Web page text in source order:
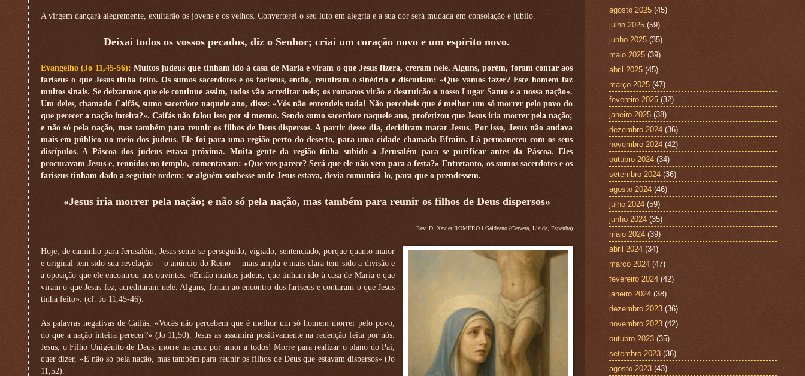
A virgem dançará alegremente, exultarão os jovens e os velhos. Converterei o seu luto em alegria e a sua dor será mudada em consolação e júbilo.
Deixai todos os vossos pecados, diz o Senhor; criai um coração novo e um espírito novo.
Evangelho (Jo 11,45-56): Muitos judeus que tinham ido à casa de Maria e viram o que Jesus fizera, creram nele. Alguns, porém, foram contar aos
fariseus o que Jesus tinha feito. Os sumos sacerdotes e os fariseus, então, reuniram o sinédrio e discutiam: «Que vamos fazer? Este homem faz
muitos sinais. Se deixarmos que ele continue assim, todos vão acreditar nele; os romanos virão e destruirão o nosso Lugar Santo e a nossa nação».
Um deles, chamado Caifás, sumo sacerdote naquele ano, disse: «Vós não entendeis nada! Não percebeis que é melhor um só morrer pelo povo do
que perecer a nação inteira?». Caifás não falou isso por si mesmo. Sendo sumo sacerdote naquele ano, profetizou que Jesus iria morrer pela nação;
e não só pela nação, mas também para reunir os filhos de Deus dispersos. A partir desse dia, decidiram matar Jesus. Por isso, Jesus não andava
mais em público no meio dos judeus. Ele foi para uma região perto do deserto, para uma cidade chamada Efraim. Lá permaneceu com os seus
discípulos. A Páscoa dos judeus estava próxima. Muita gente da região tinha subido a Jerusalém para se purificar antes da Páscoa. Eles
procuravam Jesus e, reunidos no templo, comentavam: «Que vos parece? Será que ele não vem para a festa?» Entretanto, os sumos sacerdotes e os
fariseus tinham dado a seguinte ordem: se alguém soubesse onde Jesus estava, devia comunicá-lo, para que o prendessem.
«Jesus iria morrer pela nação; e não só pela nação, mas também para reunir os filhos de Deus dispersos»
Rev. D. Xavier ROMERO i Galdeano (Cervera, Lleida, Espanha)
Hoje, de caminho para Jerusalém, Jesus sente-se perseguido, vigiado, sentenciado, porque quanto maior
e original tem sido sua revelação —o anúncio do Reino— mais ampla e mais clara tem sido a divisão e
a oposição que ele encontrou nos ouvintes. «Então muitos judeus, que tinham ido à casa de Maria e que
viram o que Jesus fez, acreditaram nele. Alguns, foram ao encontro dos fariseus e contaram o que Jesus
tinha feito». (cf. Jo 11,45-46).
As palavras negativas de Caifás, «Vocês não percebem que é melhor um só homem morrer pelo povo,
do que a nação inteira perecer?» (Jo 11,50), Jesus as assumirá positivamente na redenção feita por nós.
Jesus, o Filho Unigênito de Deus, morre na cruz por amor a todos! Morre para realizar o plano do Pai,
quer dizer, «E não só pela nação, mas também para reunir os filhos de Deus que estavam dispersos» (Jo
11,52).
agosto 2025 (45)
julho 2025 (59)
junho 2025 (35)
maio 2025 (39)
abril 2025 (45)
março 2025 (47)
fevereiro 2025 (32)
janeiro 2025 (38)
dezembro 2024 (36)
novembro 2024 (42)
outubro 2024 (34)
setembro 2024 (36)
agosto 2024 (46)
julho 2024 (59)
junho 2024 (35)
maio 2024 (39)
abril 2024 (34)
março 2024 (47)
fevereiro 2024 (42)
janeiro 2024 (38)
dezembro 2023 (36)
novembro 2023 (42)
outubro 2023 (35)
setembro 2023 (36)
agosto 2023 (43)